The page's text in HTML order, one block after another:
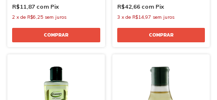
R$11,87 com Pix
2 x de R$6,25 sem juros
R$42,66 com Pix
3 x de R$14,97 sem juros